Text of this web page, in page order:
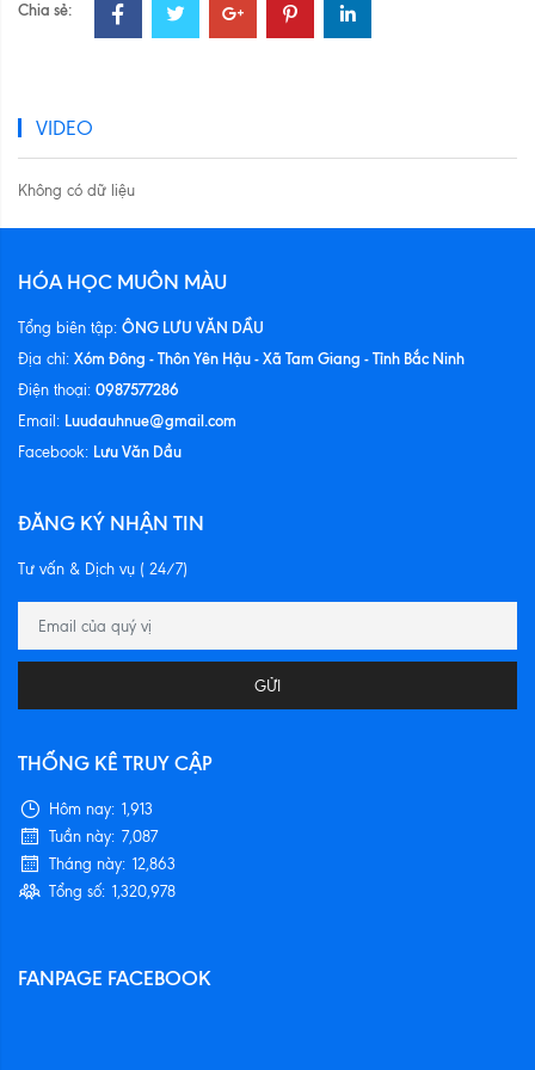
Chia sẻ:
VIDEO
Không có dữ liệu
HÓA HỌC MUÔN MÀU
Tổng biên tập: ÔNG LƯU VĂN DẦU
Địa chỉ: Xóm Đông - Thôn Yên Hậu - Xã Tam Giang - Tỉnh Bắc Ninh
Điện thoại: 0987577286
Email: Luudauhnue@gmail.com
Facebook: Lưu Văn Dầu
ĐĂNG KÝ NHẬN TIN
Tư vấn & Dịch vụ ( 24/7)
GỬI
THỐNG KÊ TRUY CẬP
Hôm nay: 1,913
Tuần này: 7,087
Tháng này: 12,863
Tổng số: 1,320,978
FANPAGE FACEBOOK